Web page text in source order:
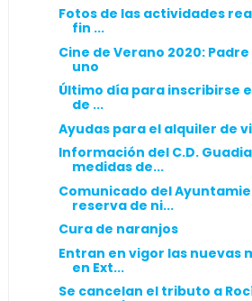
Fotos de las actividades
fin ...
Cine de Verano 2020:
uno
Último día para inscribirse
de ...
Ayudas para el alquiler de
Información del C.D.
medidas de...
Comunicado del
reserva de ni...
Cura de naranjos
Entran en vigor las nuevas
en Ext...
Se cancelan el tributo a